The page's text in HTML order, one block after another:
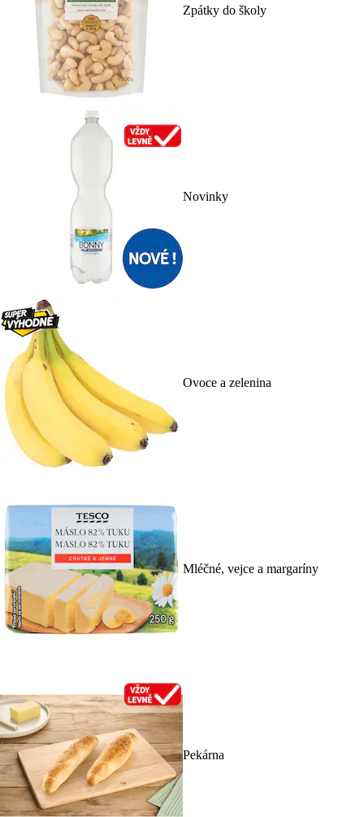
Zpátky do školy
Novinky
Ovoce a zelenina
Mléčné, vejce a margaríny
Pekárna